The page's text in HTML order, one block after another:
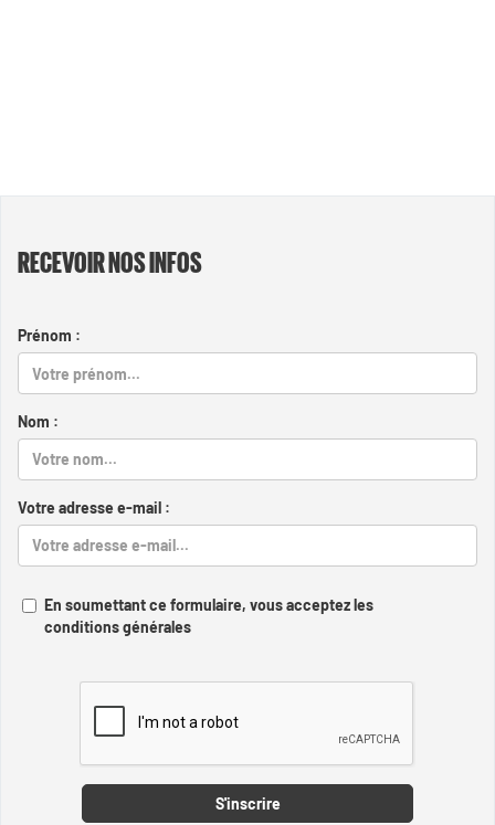
RECEVOIR NOS INFOS
Prénom :
Nom :
Votre adresse e-mail :
En soumettant ce formulaire, vous acceptez les
conditions générales
S'inscrire